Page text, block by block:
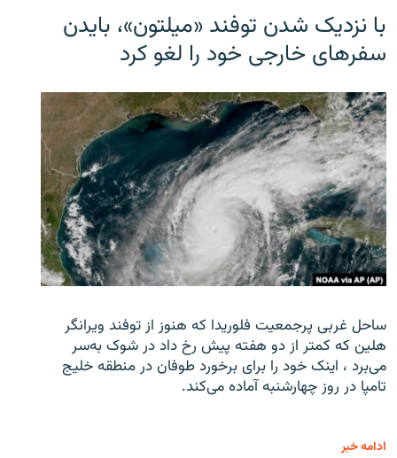
با نزدیک شدن توفند «میلتون»، بایدن
سفرهای خارجی خود را لغو کرد
ساحل غربی پرجمعیت فلوریدا که هنوز از توفند ویرانگر
هلین که کمتر از دو هفته پیش رخ داد در شوک به‌سر
می‌برد ، اینک خود را برای برخورد طوفان در منطقه خلیج
تامپا در روز چهارشنبه آماده می‌کند.
ادامه خبر